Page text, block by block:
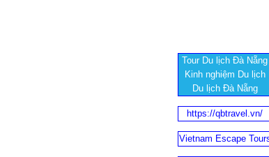
Tour Du lịch Đà Nẵng
Kinh nghiệm Du lịch
Du lịch Đà Nẵng
https://qbtravel.vn/
Vietnam Escape